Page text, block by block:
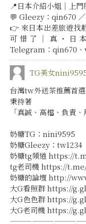
📍日本介紹小姐｜上
💬 Gleezy：qin670
👉 來日本出差旅遊找
可惜了｜真・日
Telegram：qin670
TG美女
台灣tw外送茶推薦首選
秉持著
「真誠、高檔、負責、
奶糖TG：nini9595
奶糖Gleezy：tw1234
奶糖tg頻道 https://
tg老司機 https://
奶糖的論壇 http://
大G看照群 https://
大G色色群 https://
大G老司機 https://